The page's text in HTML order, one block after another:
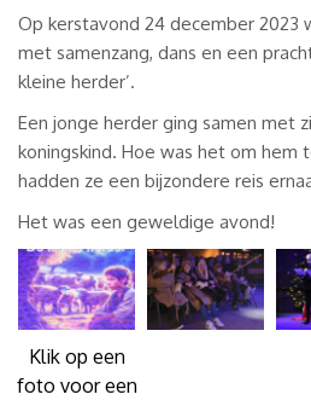
Op kerstavond 24 december 2023
met samenzang, dans en een
kleine herder’.
Een jonge herder ging samen met
koningskind. Hoe was het om hem
hadden ze een bijzondere reis
Het was een geweldige avond!
Klik op een
foto voor een